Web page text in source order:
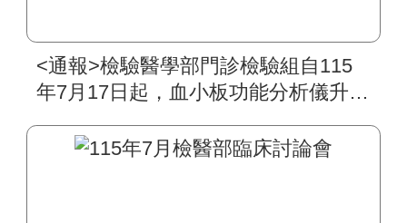
<通報>檢驗醫學部門診檢驗組自115
年7月17日起，血小板功能分析儀升級
區間及檢驗作業皆無異動